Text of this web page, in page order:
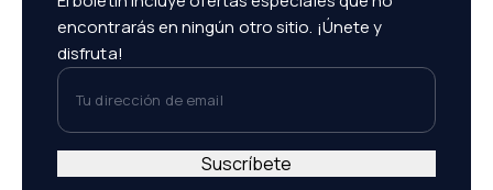
encontrarás en ningún otro sitio. ¡Únete y
disfruta!
Tu dirección de email
Suscríbete